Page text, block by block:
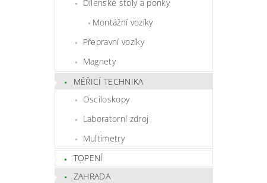
Dílenské stoly a ponky
Montážní vozíky
Přepravní vozíky
Magnety
MĚŘICÍ TECHNIKA
Osciloskopy
Laboratorní zdroj
Multimetry
TOPENÍ
ZAHRADA